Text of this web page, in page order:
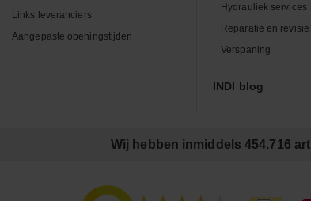
Links leveranciers
Aangepaste openingstijden
Hydrauliek services
Reparatie en revisie
Verspaning
INDI blog
Wij hebben inmiddels 454.716